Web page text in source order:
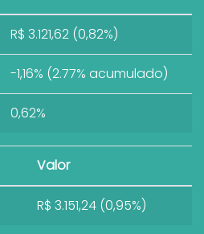
R$ 3.121,62 (0,82%)
-1,16% (2.77% acumulado)
0,62%
Valor
R$ 3.151,24 (0,95%)